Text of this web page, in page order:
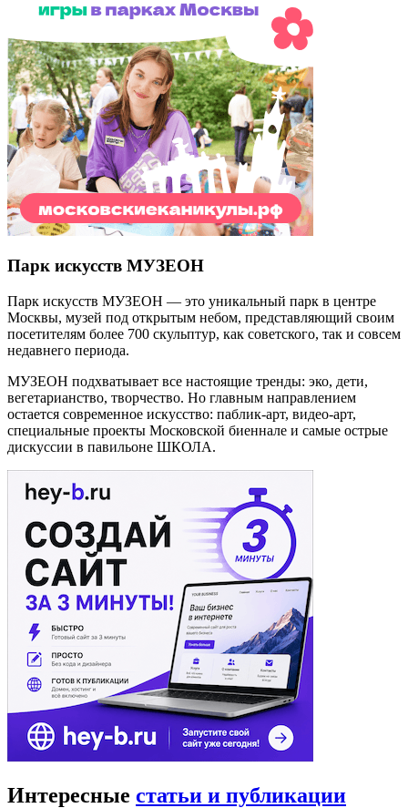
Парк искусств МУЗЕОН
Парк искусств МУЗЕОН — это уникальный парк в центре
Москвы, музей под открытым небом, представляющий своим
посетителям более 700 скульптур, как советского, так и совсем
недавнего периода.
МУЗЕОН подхватывает все настоящие тренды: эко, дети,
вегетарианство, творчество. Но главным направлением
остается современное искусство: паблик-арт, видео-арт,
специальные проекты Московской биеннале и самые острые
дискуссии в павильоне ШКОЛА.
Интересные статьи и публикации